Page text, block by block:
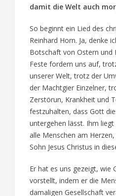
damit die Welt auch
So beginnt ein Lied des
Reinhard Horn. Ja, denke
Botschaft von Ostern und
Feste fordern uns auf,
unserer Welt, trotz der
der Machtgier Einzelner,
Zerstörun, Krankheit und
festzuhalten, dass Gott
untergehen lässt. Ihm
alle Menschen am
Sohn Jesus Christus in
Er hat es uns gezeigt, wie
vorstellt, indem er die
damaligen Gesellschaft